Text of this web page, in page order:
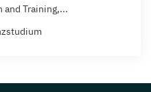
Training,...